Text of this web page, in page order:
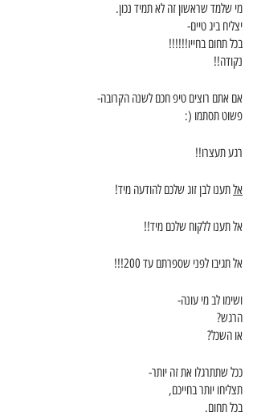
מי שלמד שראשון זה לא תמיד נכון.
יצליח ביג טיים-
בכל תחום בחייו!!!!!!
נקודה!!
אם אתם רוצים טיפ חכם לשנה הקרובה-
פשוט תסתמו (:
רגע תעצרו!!
אל תענו לבן זוג שלכם להודעה מיד!
אל תענו ללקוח שלכם מיד!!
אל תגיבו לפני שספרתם עד 200!!!
ושימו לב מי עונה-
הרגש?
או השכל?
ככל שתתרגלו את זה יותר-
תצליחו יותר בחייכם,
בכל תחום.